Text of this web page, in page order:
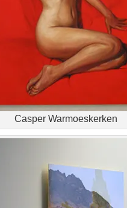
Casper Warmoeskerken